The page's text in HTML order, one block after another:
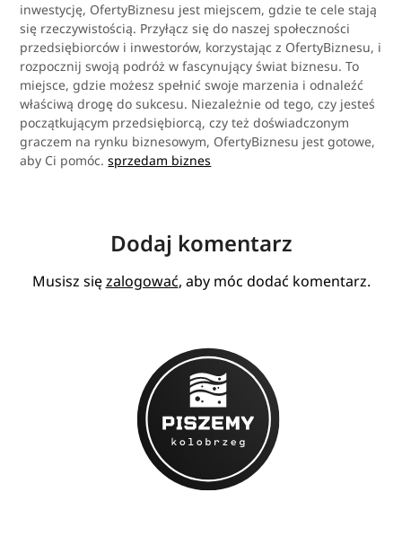
inwestycję, OfertyBiznesu jest miejscem, gdzie te cele stają
się rzeczywistością. Przyłącz się do naszej społeczności
przedsiębiorców i inwestorów, korzystając z OfertyBiznesu, i
rozpocznij swoją podróż w fascynujący świat biznesu. To
miejsce, gdzie możesz spełnić swoje marzenia i odnaleźć
właściwą drogę do sukcesu. Niezależnie od tego, czy jesteś
początkującym przedsiębiorcą, czy też doświadczonym
graczem na rynku biznesowym, OfertyBiznesu jest gotowe,
aby Ci pomóc.sprzedam biznes
Dodaj komentarz
Musisz sięzalogować, aby móc dodać komentarz.